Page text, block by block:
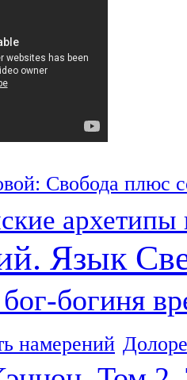
Свобода плюс
Язык
богиня
намерений